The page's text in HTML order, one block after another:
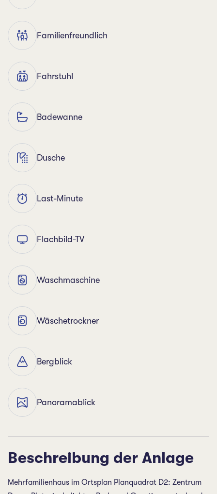
Familienfreundlich
Fahrstuhl
Badewanne
Dusche
Last-Minute
Flachbild-TV
Waschmaschine
Wäschetrockner
Bergblick
Panoramablick
Beschreibung der Anlage
Mehrfamilienhaus im Ortsplan Planquadrat D2: Zentrum